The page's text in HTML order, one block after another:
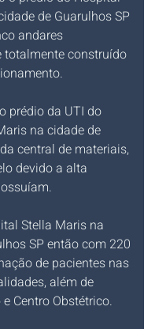
de Guarulhos SP
andares
totalmente construído
prédio da UTI do
na cidade de
central de materiais,
devido a alta
Stella Maris na
SP então com 220
de pacientes nas
além de
Centro Obstétrico.